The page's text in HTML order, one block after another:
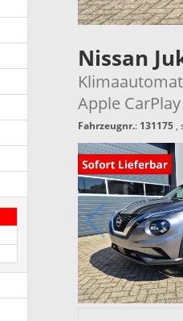
Nissan
Apple
Fahrzeugnr.: 131175,